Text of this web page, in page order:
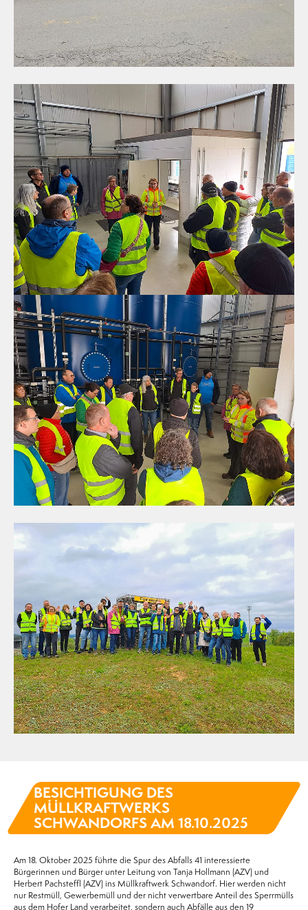
BESICHTIGUNG DES
MÜLLKRAFTWERKS
SCHWANDORFS AM 18.10.2025
Am 18. Oktober 2025 führte die Spur des Abfalls 41 interessierte
Bürgerinnen und Bürger unter Leitung von Tanja Hollmann (AZV) und
Herbert Pachsteffl (AZV) ins Müllkraftwerk Schwandorf. Hier werden nicht
nur Restmüll, Gewerbemüll und der nicht verwertbare Anteil des Sperrmülls
aus dem Hofer Land verarbeitet, sondern auch Abfälle aus den 19